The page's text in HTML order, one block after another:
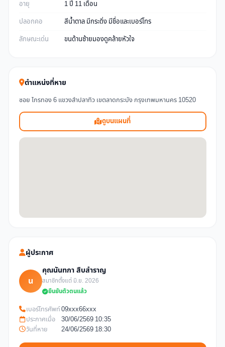
อายุ
1 ปี 11 เดือน
ปลอกคอ
สีน้ำตาล มีกระดิ่ง มีชื่อและเบอร์โทร
ลักษณะเด่น
ขนด้านซ้ายมองดูคล้ายหัวใจ
ตำแหน่งที่หาย
ซอย ไกรทอง 6 แขวงลำปลาทิว เขตลาดกระบัง กรุงเทพมหานคร 10520
ดูบนแผนที่
ผู้ประกาศ
น
คุณนันทกา สืบสำราญ
สมาชิกตั้งแต่ มิ.ย. 2026
ยืนยันตัวตนแล้ว
เบอร์โทรศัพท์09xxx66xxx
ประกาศเมื่อ
30/06/2569 10:35
วันที่หาย
24/06/2569 18:30